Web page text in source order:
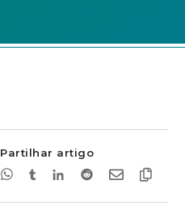
Partilhar artigo